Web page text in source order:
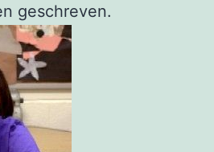
geschreven.